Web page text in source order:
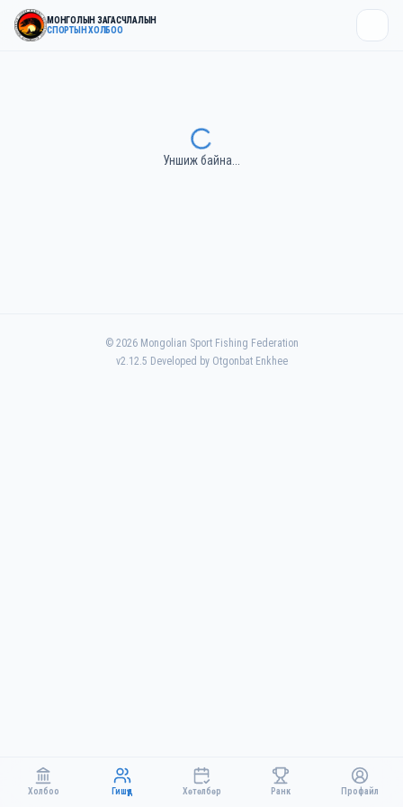
МОНГОЛЫН ЗАГАСЧЛАЛЫН
СПОРТЫН ХОЛБОО
Холбоо Гишүүд Хөтөлбөр Ранк Профайл
Уншиж байна...
© 2026Mongolian Sport Fishing Federation
v2.12.5 Developed by Otgonbat Enkhee